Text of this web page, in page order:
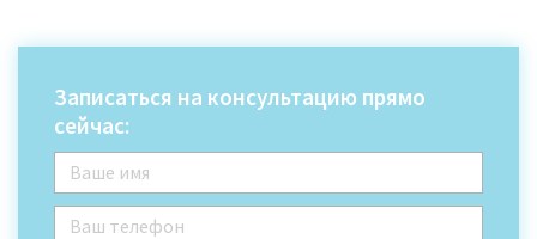
Записаться на консультацию прямо
сейчас: